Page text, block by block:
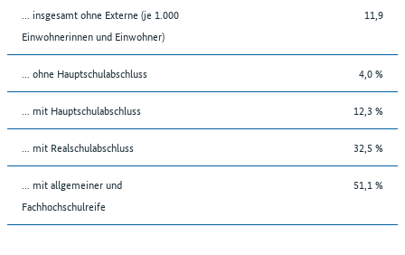
... insgesamt ohne Externe (je 1.000
Einwohnerinnen und Einwohner)
11,9
... ohne Hauptschulabschluss 4,0 %
... mit Hauptschulabschluss 12,3 %
... mit Realschulabschluss 32,5 %
... mit allgemeiner und
Fachhochschulreife
51,1 %